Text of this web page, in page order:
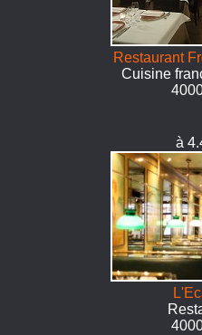
Restaurant
Cuisine
à